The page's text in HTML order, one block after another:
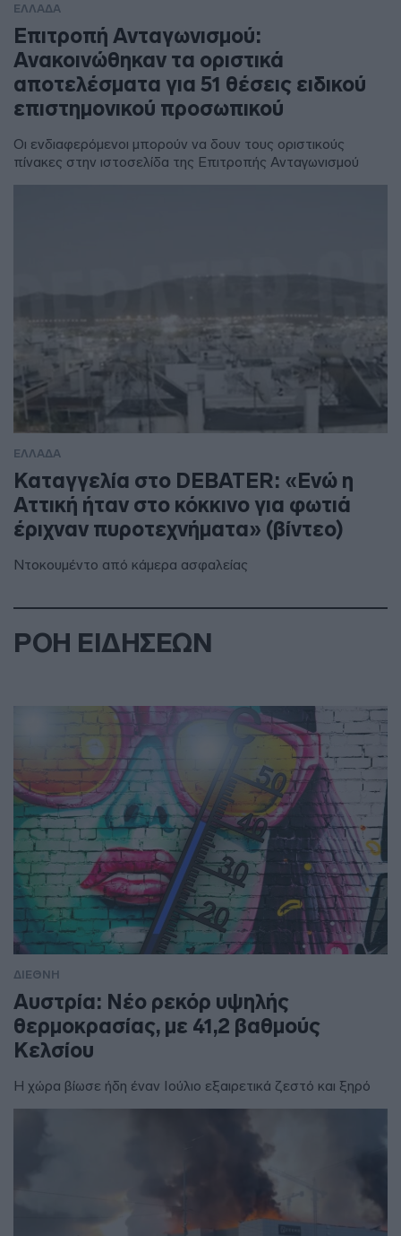
ΕΛΛΑΔΑ
Επιτροπή Ανταγωνισμού:
Ανακοινώθηκαν τα οριστικά
αποτελέσματα για 51 θέσεις ειδικού
επιστημονικού προσωπικού
Οι ενδιαφερόμενοι μπορούν να δουν τους οριστικούς
πίνακες στην ιστοσελίδα της Επιτροπής Ανταγωνισμού
ΕΛΛΑΔΑ
Καταγγελία στο DEBATER: «Ενώ η
Αττική ήταν στο κόκκινο για φωτιά
έριχναν πυροτεχνήματα» (βίντεο)
Ντοκουμέντο από κάμερα ασφαλείας
ΡΟΗ ΕΙΔΗΣΕΩΝ
ΔΙΕΘΝΗ
Αυστρία: Νέο ρεκόρ υψηλής
θερμοκρασίας, με 41,2 βαθμούς
Κελσίου
Η χώρα βίωσε ήδη έναν Ιούλιο εξαιρετικά ζεστό και ξηρό